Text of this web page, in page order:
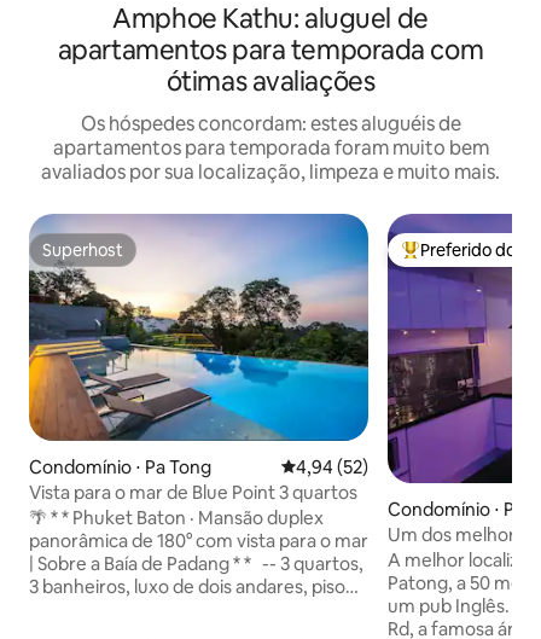
Amphoe Kathu: aluguel de
apartamentos para temporada com
ótimas avaliações
Os hóspedes concordam: estes aluguéis de
apartamentos para temporada foram muito bem
avaliados por sua localização, limpeza e muito mais.
Superhost
Superhost
Condomínio ⋅ Pa Tong 4,94 de uma avaliação média
4,94 (52)
Vista para o mar de Blue Point 3 quartos
🌴 * * Phuket Baton · Mansão duplex
panorâmica de 180° com vista para o mar
| Sobre a Baía de Padang * * -- 3 quartos,
3 banheiros, luxo de dois andares, piso
Entre os
Preferido dos
Condomínio ⋅ Pa
Um dos
quartos Super
A melhor
Patong, a 50
um pub Inglês. A
Rd, a famosa